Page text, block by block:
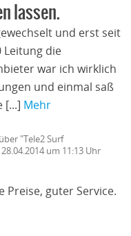
lassen.
und erst seit
Leitung die
war ich wirklich
und einmal saß
[...] Mehr
"Tele2 Surf
um 11:13 Uhr
Preise, guter Service.